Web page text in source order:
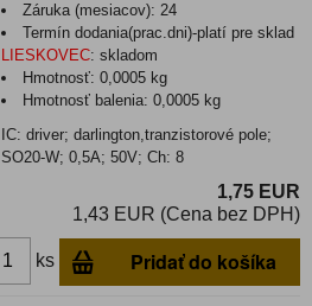
Záruka (mesiacov): 24
Termín dodania(prac.dni)-platí pre sklad
LIESKOVEC: skladom
Hmotnosť:0,0005 kg
Hmotnosť balenia:0,0005 kg
IC: driver; darlington,tranzistorové pole;
SO20-W; 0,5A; 50V; Ch: 8
1,75 EUR
1,43 EUR (Cena bez DPH)
ks Pridať do košíka